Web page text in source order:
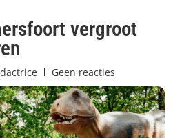
vergroot
Geen reacties